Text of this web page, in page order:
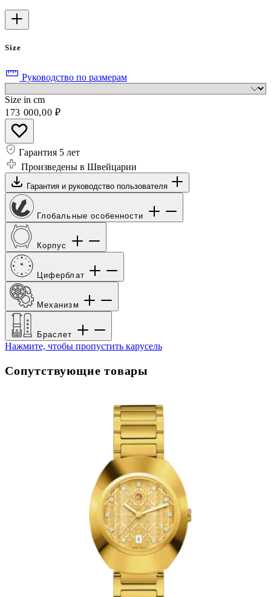
Size
Руководство по размерам
Size in cm
173 000,00 ₽
Гарантия 5 лет
Произведены в Швейцарии
Гарантия и руководство пользователя
Глобальные особенности
Корпус
Циферблат
Механизм
Браслет
Нажмите, чтобы пропустить карусель
Сопутствующие товары